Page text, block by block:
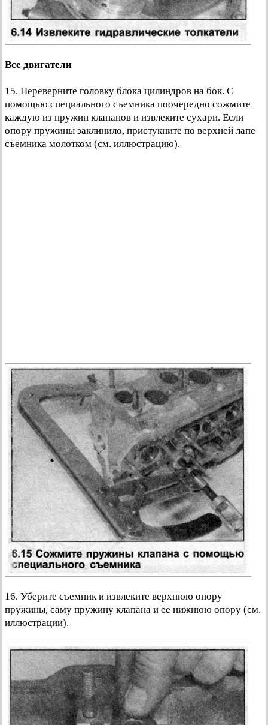
Все двигатели
15. Переверните головку блока цилиндров на бок. С
помощью специального съемника поочередно сожмите
каждую из пружин клапанов и извлеките сухари. Если
опору пружины заклинило, пристукните по верхней лапе
съемника молотком (см. иллюстрацию).
16. Уберите съемник и извлеките верхнюю опору
пружины, саму пружину клапана и ее нижнюю опору (см.
иллюстрации).